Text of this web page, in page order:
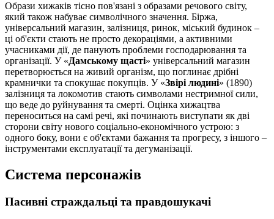
Образи хижаків тісно пов'язані з образами речового світу,
який також набуває символічного значення. Біржа,
універсальний магазин, залізниця, ринок, міський будинок –
ці об'єкти стають не просто декораціями, а активними
учасниками дії, де панують проблеми господарювання та
організації. У «Дамському щасті» універсальний магазин
перетворюється на живий організм, що поглинає дрібні
крамнички та спокушає покупців. У «Звірі людині» (1890)
залізниця та локомотив стають символами нестримної сили,
що веде до руйнування та смерті. Оцінка хижацтва
переноситься на самі речі, які починають виступати як дві
сторони світу нового соціально-економічного устрою: з
одного боку, вони є об'єктами бажання та прогресу, з іншого –
інструментами експлуатації та дегуманізації.
Система персонажів
Пасивні страждальці та правдошукачі